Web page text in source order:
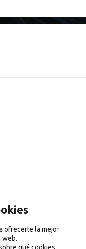
Feliz 2025!
ofrecerte la mejor
web.
qué cookies